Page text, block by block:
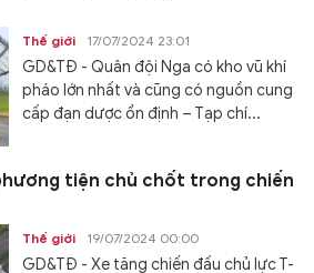
Thế giới 17/07/2024 23:01
GD&TĐ - Quân đội Nga có kho vũ khí
pháo lớn nhất và cũng có nguồn cung
cấp đạn dược ổn định – Tạp chí...
tiện chủ chốt trong chiến
Thế giới 19/07/2024 00:00
GD&TĐ - Xe tăng chiến đấu chủ lực T-